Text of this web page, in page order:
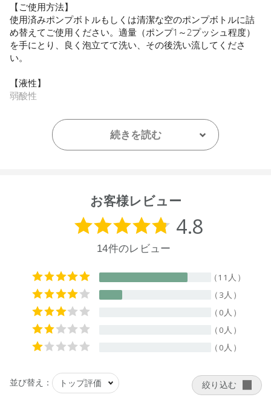
【ご使用方法】
使用済みポンプボトルもしくは清潔な空のポンプボトルに詰
め替えてご使用ください。適量（ポンプ1～2プッシュ程度）
を手にとり、良く泡立てて洗い、その後洗い流してくださ
い。
【液性】
弱酸性
ルコシド、ニューサイランエキス、オレイン酸グリセリル、
グリセリン、インドレモングラス葉油、香料、クエン酸、デ
ヒドロ酢酸、ベンジルアルコール
【メーカー品番】
店舗でお問い合わせの際には、下記品番をお伝え下さい。
9420015014822
※通常はご注文より１～３営業日での発送となります。
お届けまで１～２週間かかる場合がございますのでご了承く
●パッケージはリニューアル等の理由により、写真と異なる場
続きを読む
お客様レビュー